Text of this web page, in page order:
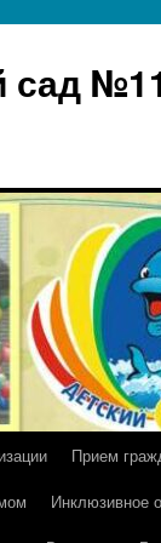
сад
Прием
Инклюзивное